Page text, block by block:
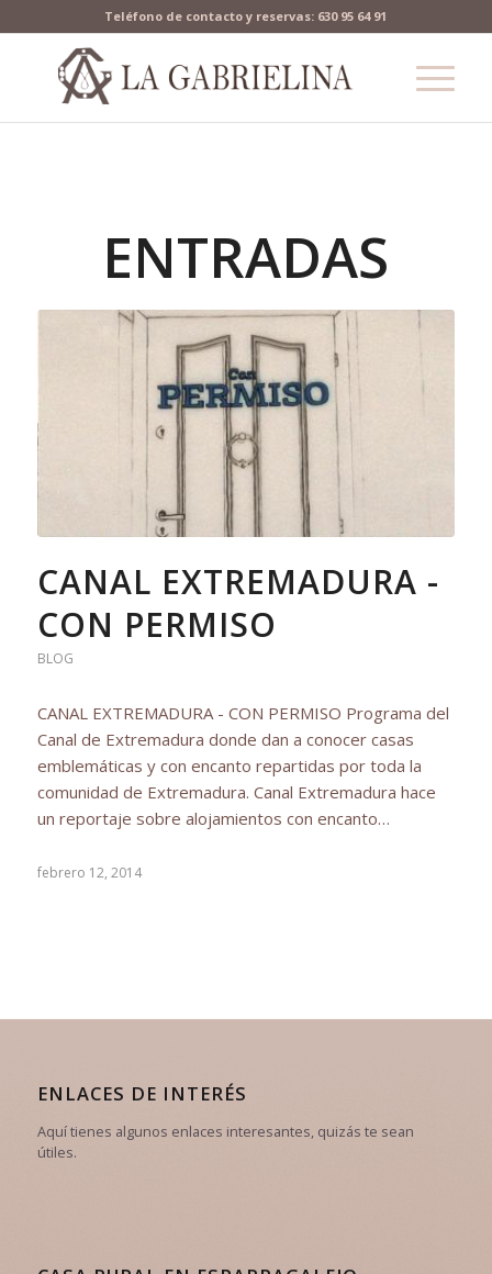
Teléfono de contacto y reservas: 630 95 64 91
ENTRADAS
CANAL EXTREMADURA -
CON PERMISO
BLOG
CANAL EXTREMADURA - CON PERMISO Programa del
Canal de Extremadura donde dan a conocer casas
emblemáticas y con encanto repartidas por toda la
comunidad de Extremadura. Canal Extremadura hace
un reportaje sobre alojamientos con encanto…
febrero 12, 2014
ENLACES DE INTERÉS
Aquí tienes algunos enlaces interesantes, quizás te sean
útiles.